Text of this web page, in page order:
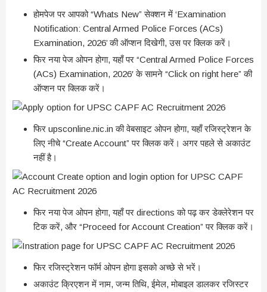
होमपेज पर आपको “Whats New” सेक्शन में ‘Examination
Notification: Central Armed Police Forces (ACs)
Examination, 2026’ की ऑप्शन दिखेगी, उस पर क्लिक करें।
फिर नया पेज ओपन होगा, यहाँ पर “Central Armed Police Forces
(ACs) Examination, 2026′ के सामने “Click on right here” की
ऑप्शन पर क्लिक करें।
फिर upsconline.nic.in की वेबसाइट ओपन होगा, यहाँ रजिस्ट्रेशन के
लिए नीचे “Create Account” पर क्लिक करें। अगर पहले से अकाउंट
नहीं है।
फिर नया पेज ओपन होगा, यहाँ पर directions को पढ़ कर डेक्लेरेशन पर
टिक करें, और “Proceed for Account Creation” पर क्लिक करें।
फिर रजिस्ट्रेशन फॉर्म ओपन होगा इसको अच्छे से भरें।
अकाउंट क्रिएशन में नाम, जन्म तिथि, ईमेल, मोबाइल डालकर रजिस्टर